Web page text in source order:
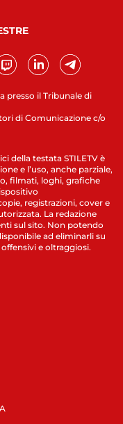
presso il Tribunale di
di Comunicazione c/o
della testata STILETV è
e l’uso, anche parziale,
filmati, loghi, grafiche
registrazioni, cover e
La redazione
sul sito. Non potendo
ad eliminarli su
e oltraggiosi.